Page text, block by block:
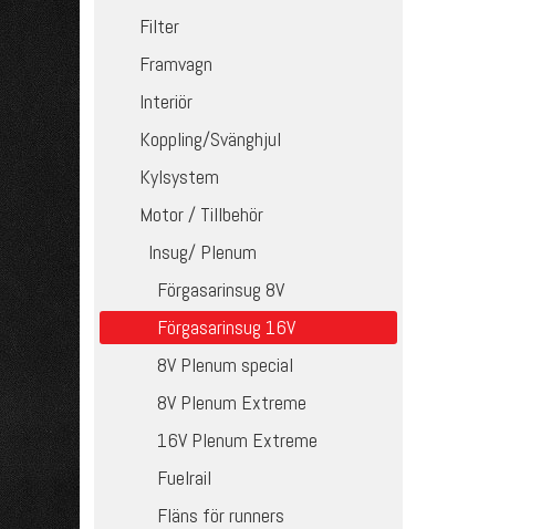
Filter
Framvagn
Interiör
Koppling/Svänghjul
Kylsystem
Motor / Tillbehör
Insug/ Plenum
Förgasarinsug 8V
Förgasarinsug 16V
8V Plenum special
8V Plenum Extreme
16V Plenum Extreme
Fuelrail
Fläns för runners